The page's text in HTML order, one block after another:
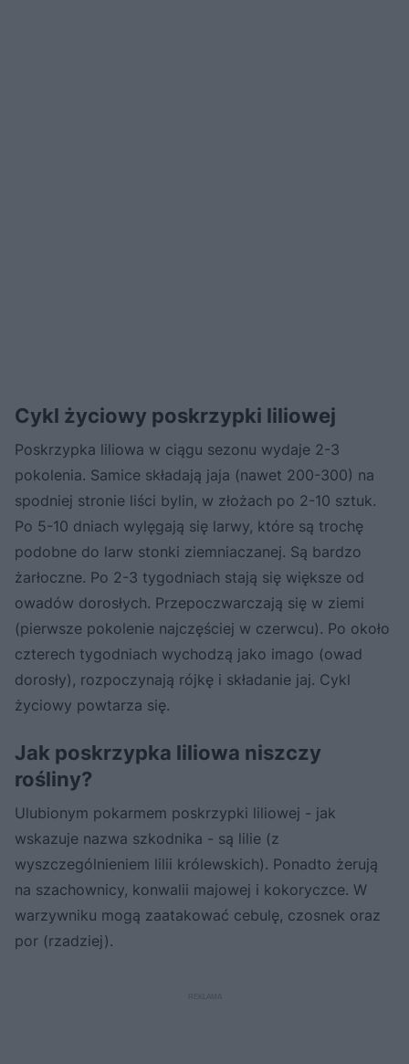
Cykl życiowy poskrzypki liliowej
Poskrzypka liliowa w ciągu sezonu wydaje 2-3
pokolenia. Samice składają jaja (nawet 200-300) na
spodniej stronie liści bylin, w złożach po 2-10 sztuk.
Po 5-10 dniach wylęgają się larwy, które są trochę
podobne do larw stonki ziemniaczanej. Są bardzo
żarłoczne. Po 2-3 tygodniach stają się większe od
owadów dorosłych. Przepoczwarczają się w ziemi
(pierwsze pokolenie najczęściej w czerwcu). Po około
czterech tygodniach wychodzą jako imago (owad
dorosły), rozpoczynają rójkę i składanie jaj. Cykl
życiowy powtarza się.
Jak poskrzypka liliowa niszczy
rośliny?
Ulubionym pokarmem poskrzypki liliowej - jak
wskazuje nazwa szkodnika - są lilie (z
wyszczególnieniem lilii królewskich). Ponadto żerują
na szachownicy, konwalii majowej i kokoryczce. W
warzywniku mogą zaatakować cebulę, czosnek oraz
por (rzadziej).